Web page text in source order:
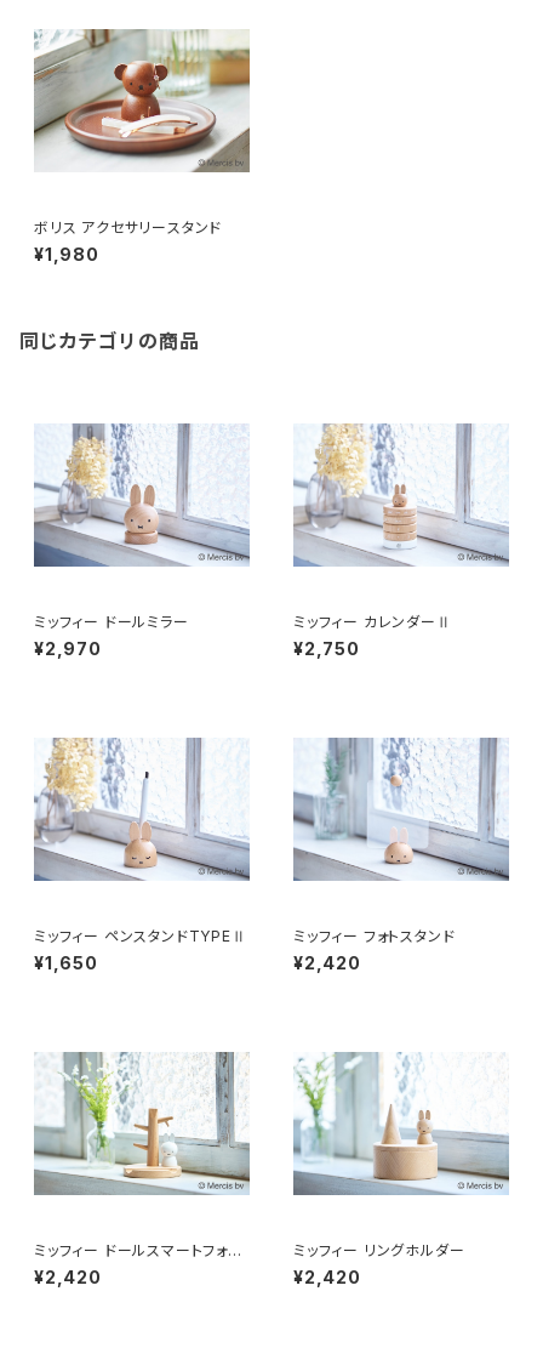
ボリス アクセサリースタンド
¥1,980
同じカテゴリの商品
ミッフィー ドールミラー
¥2,970
ミッフィー カレンダーⅡ
¥2,750
ミッフィー ペンスタンドTYPEⅡ
¥1,650
ミッフィー フォトスタンド
¥2,420
ミッフィー ドールスマートフォン
スタンド
¥2,420
ミッフィー リングホルダー
¥2,420